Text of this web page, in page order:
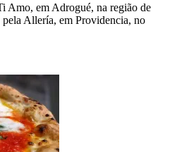
Amo, em Adrogué, na região de
Allería, em Providencia, no